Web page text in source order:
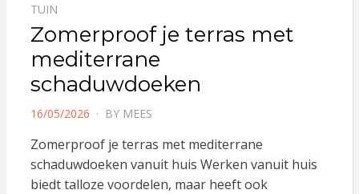
TUIN
Zomerproof je terras met
mediterrane
schaduwdoeken
POSTED
16/05/2026 BY MEES
Zomerproof je terras met mediterrane
schaduwdoeken vanuit huis Werken vanuit huis
biedt talloze voordelen, maar heeft ook